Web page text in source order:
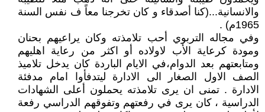
والانسانية...(كنا أصدقاء و كان تخرجنا معاً ف نفس السنة
1965م) .
وفي مجاله التربوي أحب تلامذته وكان يراعيهم بحنان
ومودة كرعاية الأب لاولاده أو اكثر من رعاية اهليهم
ومتابعتهم بعد الدوام،في الايام الباردة كان يدخل تلاميذ
الصف الاول الصغار الى الادارة ليتدفأوا امام مدفئة
الادارة . تمنى ان يرى تلامذته يحملون أعلى الشهادات
الدراسية ، كان يرى في رفعتهم وتفوقهم الدراسي رفعة